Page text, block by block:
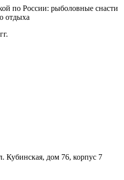
по России: рыболовные снасти
отдыха
Кубинская, дом 76, корпус 7